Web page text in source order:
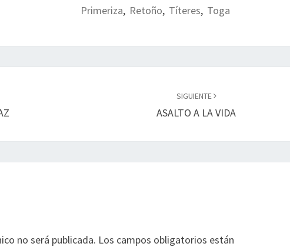
Primeriza, Retoño, Títeres, Toga
SIGUIENTE
ASALTO A LA VIDA
no será publicada. Los campos obligatorios están